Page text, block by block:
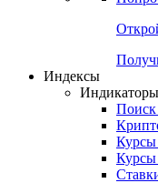
Индексы
Поиск
Курсы
Курсы